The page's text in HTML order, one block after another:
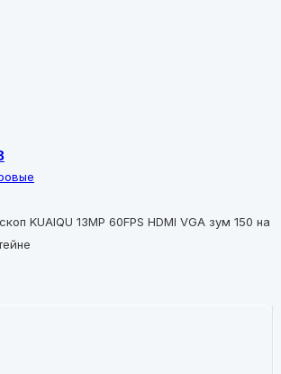
KUAIQU 13MP 60FPS HDMI VGA зум 150 на